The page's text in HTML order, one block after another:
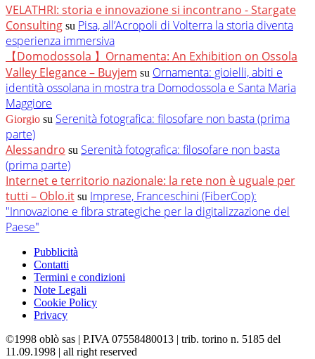
VELATHRI: storia e innovazione si incontrano - Stargate
Consulting su Pisa, all’Acropoli di Volterra la storia diventa
esperienza immersiva
【Domodossola 】Ornamenta: An Exhibition on Ossola
Valley Elegance – Buyjem su Ornamenta: gioielli, abiti e
identità ossolana in mostra tra Domodossola e Santa Maria
Maggiore
Giorgio su Serenità fotografica: filosofare non basta (prima
parte)
Alessandro su Serenità fotografica: filosofare non basta
(prima parte)
Internet e territorio nazionale: la rete non è uguale per
tutti – Oblo.it su Imprese, Franceschini (FiberCop):
"Innovazione e fibra strategiche per la digitalizzazione del
Paese"
Pubblicità
Contatti
Termini e condizioni
Note Legali
Cookie Policy
Privacy
©1998 oblò sas | P.IVA 07558480013 | trib. torino n. 5185 del
11.09.1998 | all right reserved